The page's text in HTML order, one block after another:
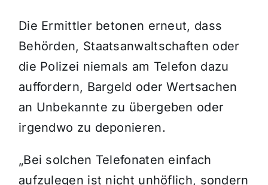
Die Ermittler betonen erneut, dass
Behörden, Staatsanwaltschaften oder
die Polizei niemals am Telefon dazu
auffordern, Bargeld oder Wertsachen
an Unbekannte zu übergeben oder
irgendwo zu deponieren.
„Bei solchen Telefonaten einfach
aufzulegen ist nicht unhöflich, sondern